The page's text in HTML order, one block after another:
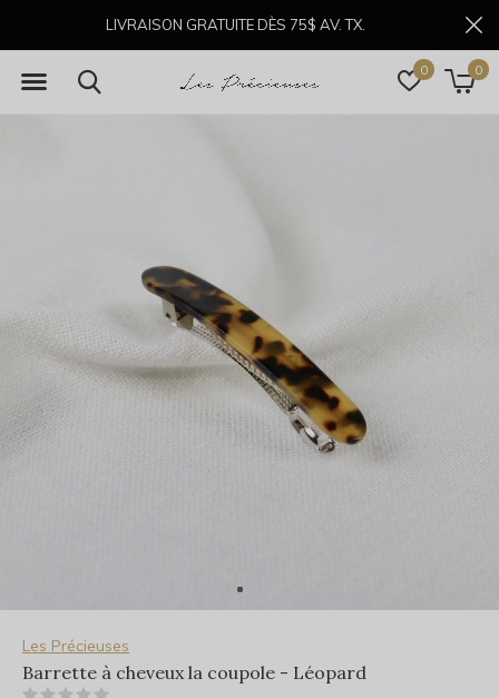
0 0
LIVRAISON GRATUITE DÈS 75$ AV. TX.
Les Précieuses
Barrette à cheveux la coupole - Léopard